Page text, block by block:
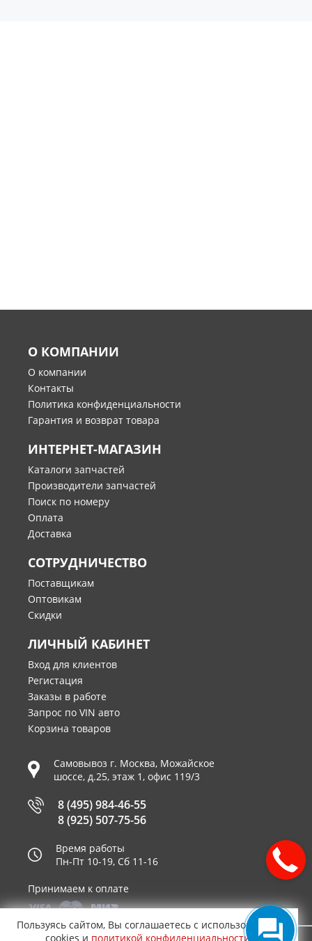
О КОМПАНИИ
О компании
Контакты
Политика конфиденциальности
Гарантия и возврат товара
ИНТЕРНЕТ-МАГАЗИН
Каталоги запчастей
Производители запчастей
Поиск по номеру
Оплата
Доставка
СОТРУДНИЧЕСТВО
Поставщикам
Оптовикам
Скидки
ЛИЧНЫЙ КАБИНЕТ
Вход для клиентов
Регистация
Заказы в работе
Запрос по VIN авто
Корзина товаров
Самовывоз г. Москва, Можайское
шоссе, д.25, этаж 1, офис 119/3
8 (495) 984-46-55
8 (925) 507-75-56
Время работы
Пн-Пт 10-19, Сб 11-16
Принимаем к оплате
Пользуясь сайтом, Вы соглашаетесь с использованием
cookies и политикой конфиденциальности